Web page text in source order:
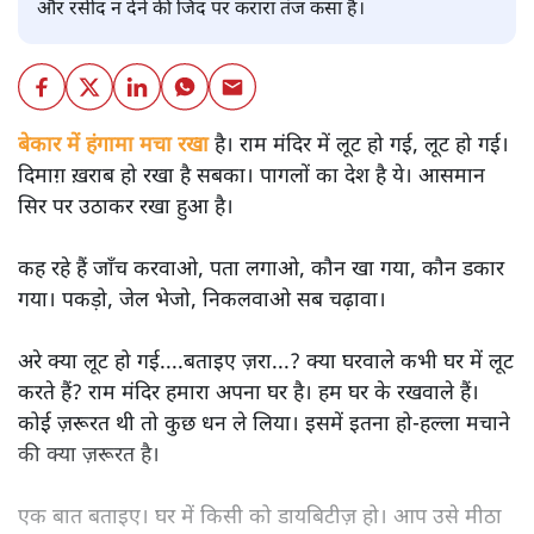
और रसीद न देने की जिद पर करारा तंज कसा है।
बेकार में हंगामा मचा रखाहै। राम मंदिर में लूट हो गई, लूट हो गई।
दिमाग़ ख़राब हो रखा है सबका। पागलों का देश है ये। आसमान
सिर पर उठाकर रखा हुआ है।
कह रहे हैं जाँच करवाओ, पता लगाओ, कौन खा गया, कौन डकार
गया। पकड़ो, जेल भेजो, निकलवाओ सब चढ़ावा।
अरे क्या लूट हो गई....बताइए ज़रा...? क्या घरवाले कभी घर में लूट
करते हैं? राम मंदिर हमारा अपना घर है। हम घर के रखवाले हैं।
कोई ज़रूरत थी तो कुछ धन ले लिया। इसमें इतना हो-हल्ला मचाने
की क्या ज़रूरत है।
एक बात बताइए। घर में किसी को डायबिटीज़ हो। आप उसे मीठा